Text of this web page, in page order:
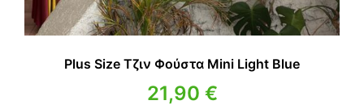
Plus Size Τζιν Φούστα Mini Light Blue
21,90 €